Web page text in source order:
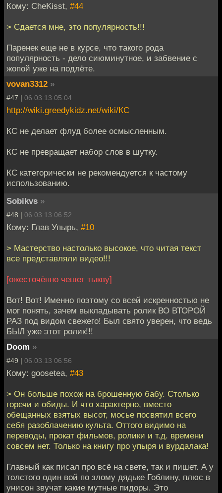
Кому: CheKisst, #44
> Сдается мне, это популярность!!!
Паренек еще не в курсе, что такого рода
популярность - дело сиюминутное, и забвение с
жопой уже на подлёте.
vovan3312 »
#47 | 06.03.13 05:04
http://wiki.greedykidz.net/wiki/КС
КС не делает флуд более осмысленным.
КС не превращает набор слов в шутку.
КС категорически не рекомендуется к частому
использованию.
Sobikvs »
#48 | 06.03.13 06:52
Кому: Глав Упырь, #10
> Мастерство настолько высокое, что читая текст
все представляли видео!!!
[ожесточённо чешет тыкву]
Вот! Вот! Именно поэтому со всей искренностью не
мог понять, зачем выкладывать ролик ВО ВТОРОЙ
РАЗ под видом свежего! Был свято уверен, что ведь
БЫЛ уже этот ролик!!!
Doom »
#49 | 06.03.13 06:56
Кому: goosetea, #43
> Он больше похож на брошенную бабу. Столько
горечи и обиды. И что характерно, вместо
обещанных взятых высот, мосье посвятил всего
себя разоблачению культа. Оттого видимо на
переводы, прокат фильмов, ролики и т.д. времени
совсем нет. Только на книгу про упыря и вурдалака!
Главный как писал про всё на свете, так и пишет. А у
толстого один вой по злому дядьке Гоблину, плюс в
унисон звучат какие мутные пидоры. Это